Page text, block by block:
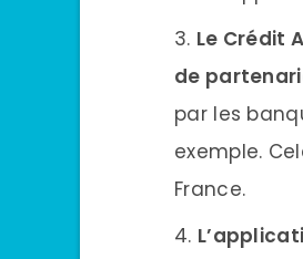
Le Crédit
de
par les
exemple.
France.